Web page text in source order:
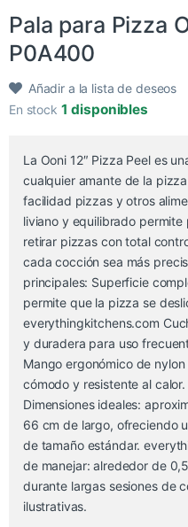
Pala para Pizza
P0A400
Añadir a la lista de deseos
En stock 1 disponibles
La Ooni 12″ Pizza Peel es
cualquier amante de la
facilidad pizzas y otros
liviano y equilibrado
retirar pizzas con total
cada cocción sea más
principales: Superficie
permite que la pizza se
everythingkitchens.com
y duradera para uso
Mango ergonómico de
cómodo y resistente al
Dimensiones ideales:
66 cm de largo, ofreciendo
de tamaño estándar.
de manejar: alrededor de
durante largas sesiones de
ilustrativas.